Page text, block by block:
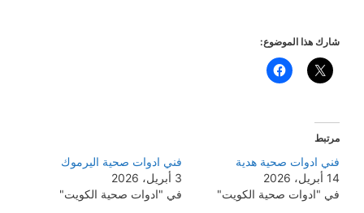
شارك هذا الموضوع:
مرتبط
فني ادوات صحية هدية
14 أبريل، 2026
في "ادوات صحية الكويت"
فني ادوات صحية اليرموك
3 أبريل، 2026
في "ادوات صحية الكويت"